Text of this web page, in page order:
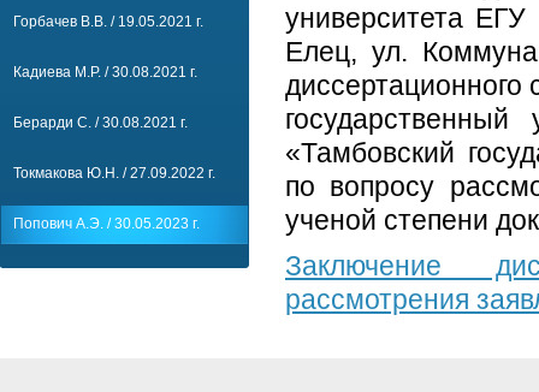
Горбачев В.В. / 19.05.2021 г.
Кадиева М.Р. / 30.08.2021 г.
Берарди С. / 30.08.2021 г.
Токмакова Ю.Н. / 27.09.2022 г.
Попович А.Э. / 30.05.2023 г.
университета
Елец, ул.
«Тамбовский
по вопросу
ученой степени
Заключение
рассмотрения